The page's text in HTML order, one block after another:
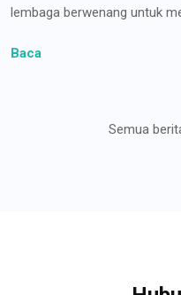
lembaga berwenang untuk
Baca
Semua